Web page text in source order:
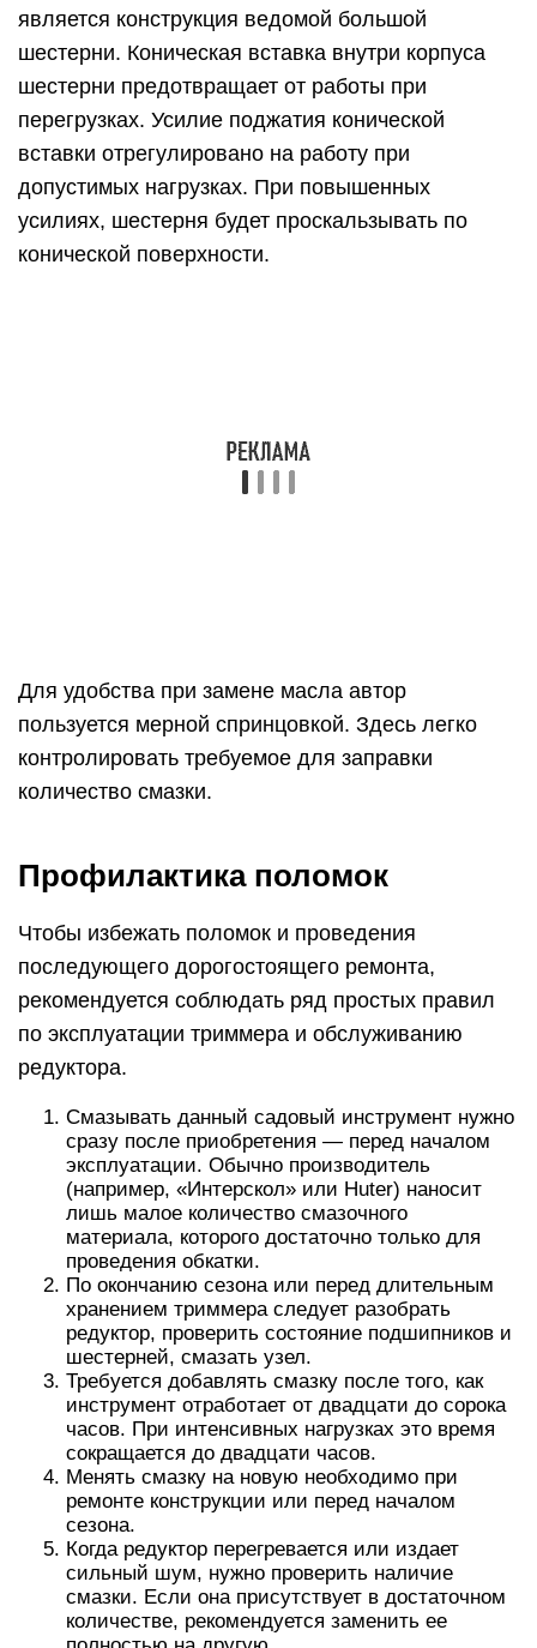
является конструкция ведомой большой
шестерни. Коническая вставка внутри корпуса
шестерни предотвращает от работы при
перегрузках. Усилие поджатия конической
вставки отрегулировано на работу при
допустимых нагрузках. При повышенных
усилиях, шестерня будет проскальзывать по
конической поверхности.
Для удобства при замене масла автор
пользуется мерной спринцовкой. Здесь легко
контролировать требуемое для заправки
количество смазки.
Профилактика поломок
Чтобы избежать поломок и проведения
последующего дорогостоящего ремонта,
рекомендуется соблюдать ряд простых правил
по эксплуатации триммера и обслуживанию
редуктора.
Смазывать данный садовый инструмент нужно
сразу после приобретения — перед началом
эксплуатации. Обычно производитель
(например, «Интерскол» или Huter) наносит
лишь малое количество смазочного
материала, которого достаточно только для
проведения обкатки.
По окончанию сезона или перед длительным
хранением триммера следует разобрать
редуктор, проверить состояние подшипников и
шестерней, смазать узел.
Требуется добавлять смазку после того, как
инструмент отработает от двадцати до сорока
часов. При интенсивных нагрузках это время
сокращается до двадцати часов.
Менять смазку на новую необходимо при
ремонте конструкции или перед началом
сезона.
Когда редуктор перегревается или издает
сильный шум, нужно проверить наличие
смазки. Если она присутствует в достаточном
количестве, рекомендуется заменить ее